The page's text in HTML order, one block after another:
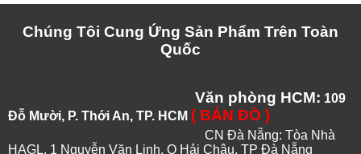
Chúng Tôi Cung Ứng Sản Phẩm Trên Toàn
Quốc
Văn phòng HCM: 109
Đỗ Mười, P. Thới An, TP. HCM ( BẢN ĐỒ )
CN Đà Nẵng: Tòa Nhà
HAGL, 1 Nguyễn Văn Linh, Q Hải Châu, TP Đà Nẵng